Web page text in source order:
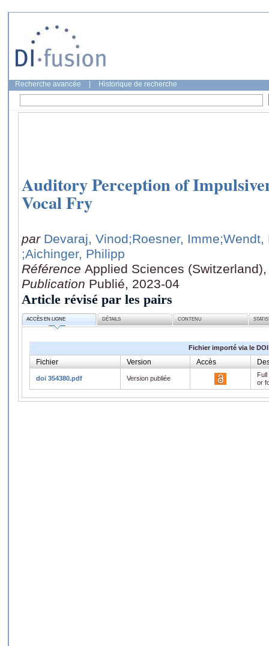
Recherche avancée Historique de recherche
Auditory Perception of
Vocal Fry
par Devaraj, Vinod;Roesner, Imme;Wendt,
;Aichinger, Philipp
Référence Applied Sciences
Publication Publié, 2023-04
Article révisé par les pairs
ACCÈS EN LIGNE DÉTAILS CONTENU
Fichier importé via le DOI
Fichier Version Accès
doi 354380.pdf Version publiée
or